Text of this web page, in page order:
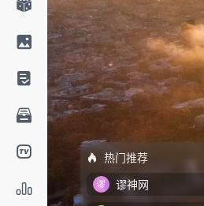
热门推荐
谬神网